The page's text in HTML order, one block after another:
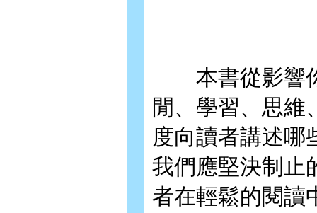
本書從影響你
閒、學習、思維
度向讀者講述哪
我們應堅決制止
者在輕鬆的閱讀